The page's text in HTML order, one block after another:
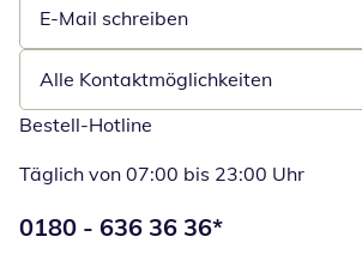
E-Mail schreiben
Öffnet E-Mail-Client
Alle Kontaktmöglichkeiten
Bestell-Hotline
Täglich von 07:00 bis 23:00 Uhr
Telefonnummer:
0180 - 636 36 36*